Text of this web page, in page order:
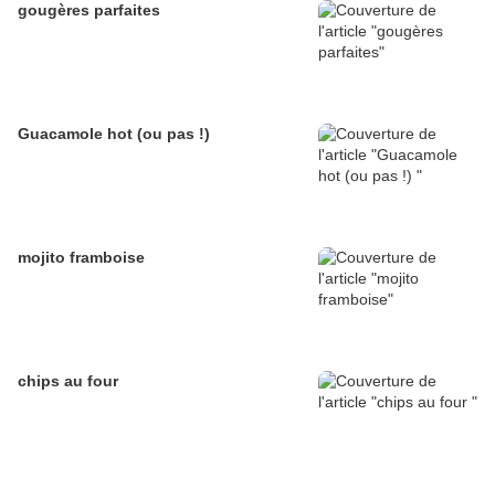
gougères parfaites
Guacamole hot (ou pas !)
mojito framboise
chips au four